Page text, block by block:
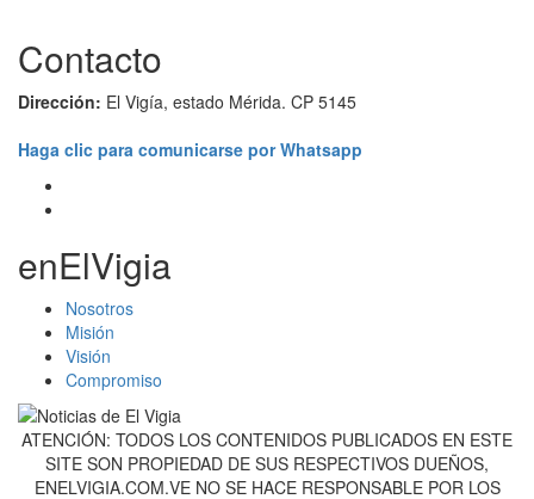
Contacto
Dirección: El Vigía, estado Mérida. CP 5145
Haga clic para comunicarse por Whatsapp
enElVigia
Nosotros
Misión
Visión
Compromiso
ATENCIÓN: TODOS LOS CONTENIDOS PUBLICADOS EN ESTE
SITE SON PROPIEDAD DE SUS RESPECTIVOS DUEÑOS,
ENELVIGIA.COM.VE NO SE HACE RESPONSABLE POR LOS